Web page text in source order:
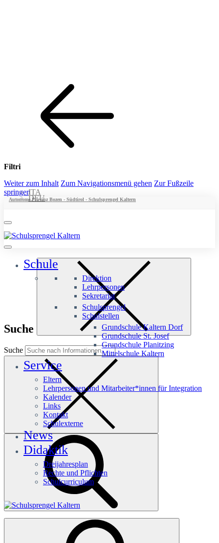
Filtri
Weiter zum Inhalt Zum Navigationsmenü gehen Zur Fußzeile
springen
Autonome Provinz Bozen - Südtirol - Schulsprengel Kaltern
ITA
DEU
Schule
Direktion
Lehrpersonen
Sekretariat
Schulsprengel
Schulstellen
Grundschule Kaltern Dorf
Grundschule St. Josef
Grundschule Planitzing
Mittelschule Kaltern
Service
Eltern
Lehrpersonen und Mitarbeiter*innen für Integration
Kalender
Links
Kontakt
Schulexterne
News
Didaktik
Dreijahresplan
Rechte und Pflichten
Schulcurriculum
Suche
Suche
Häufige Suchanfragen